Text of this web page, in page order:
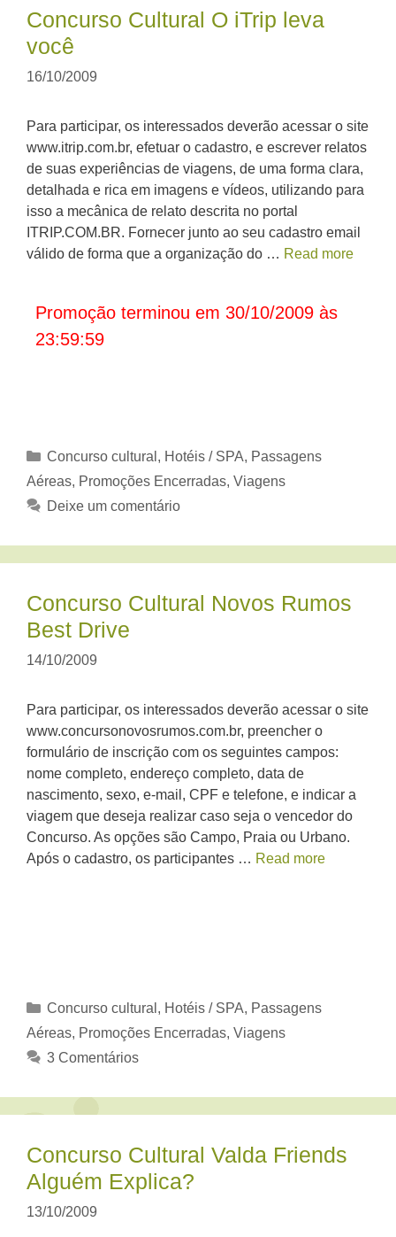
Concurso Cultural O iTrip leva
você
16/10/2009
Para participar, os interessados deverão acessar o site
www.itrip.com.br, efetuar o cadastro, e escrever relatos
de suas experiências de viagens, de uma forma clara,
detalhada e rica em imagens e vídeos, utilizando para
isso a mecânica de relato descrita no portal
ITRIP.COM.BR. Fornecer junto ao seu cadastro email
válido de forma que a organização do … Read more
Promoção terminou em 30/10/2009 às
23:59:59
Categorias
Concurso cultural , Hotéis / SPA, Passagens
Aéreas, Promoções Encerradas, Viagens
Deixe um comentário
Concurso Cultural Novos Rumos
Best Drive
14/10/2009
Para participar, os interessados deverão acessar o site
www.concursonovosrumos.com.br, preencher o
formulário de inscrição com os seguintes campos:
nome completo, endereço completo, data de
nascimento, sexo, e-mail, CPF e telefone, e indicar a
viagem que deseja realizar caso seja o vencedor do
Concurso. As opções são Campo, Praia ou Urbano.
Após o cadastro, os participantes … Read more
Categorias
Concurso cultural , Hotéis / SPA, Passagens
Aéreas, Promoções Encerradas, Viagens
3 Comentários
Concurso Cultural Valda Friends
Alguém Explica?
13/10/2009